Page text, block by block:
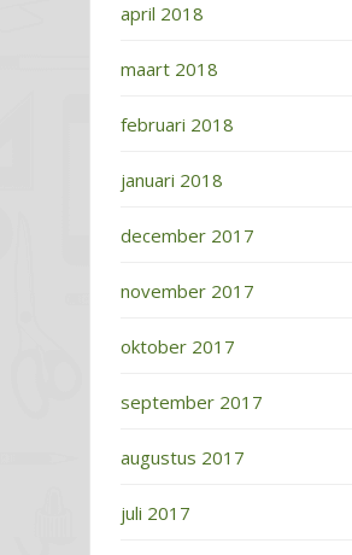
april 2018
maart 2018
februari 2018
januari 2018
december 2017
november 2017
oktober 2017
september 2017
augustus 2017
juli 2017